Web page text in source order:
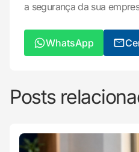
a segurança da sua
WhatsApp
Posts